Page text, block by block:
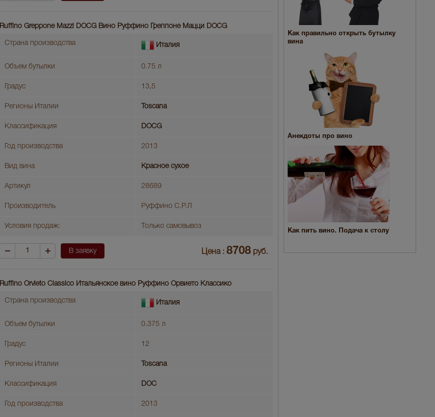
Ruffino Greppone Mazzi DOCG Вино Руффино Греппоне Мацци DOCG
Страна производства Италия
Объем бутылки 0.75 л
Градус 13,5
Регионы Италии Toscana
Классификация DOCG
Год производства 2013
Вид вина Красное сухое
Артикул 28689
Производитель Руффино С.Р.Л
Условия продаж: Только самовывоз
В заявку Цена : 8708 руб.
Ruffino Orvieto Classico Итальянское вино Руффино Орвието Классико
Страна производства Италия
Объем бутылки 0.375 л
Градус 12
Регионы Италии Toscana
Классификация DOC
Год производства 2013
Как правильно открыть бутылку
вина
Анекдоты про вино
Как пить вино. Подача к столу